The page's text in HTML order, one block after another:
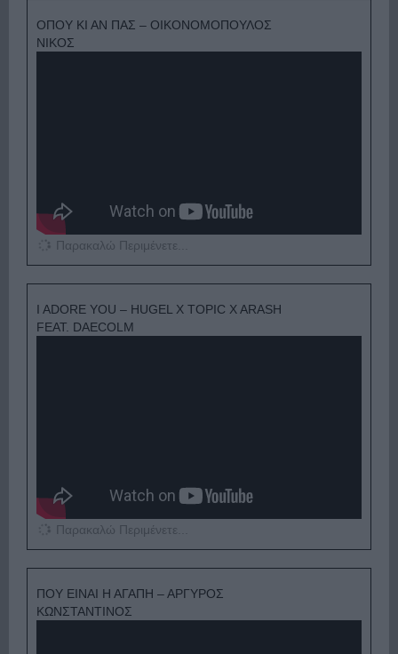
ΟΠΟΥ ΚΙ ΑΝ ΠΑΣ – ΟΙΚΟΝΟΜΟΠΟΥΛΟΣ
ΝΙΚΟΣ
Παρακαλώ Περιμένετε...
I ADORE YOU – HUGEL X TOPIC X ARASH
FEAT. DAECOLM
Παρακαλώ Περιμένετε...
ΠΟΥ ΕΙΝΑΙ Η ΑΓΑΠΗ – ΑΡΓΥΡΟΣ
ΚΩΝΣΤΑΝΤΙΝΟΣ